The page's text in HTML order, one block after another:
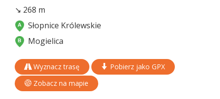
↘ 268 m
Słopnice Królewskie
Mogielica
Wyznacz trasę
Pobierz jako GPX
Zobacz na mapie